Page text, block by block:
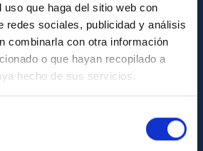
uso que haga del sitio web con
redes sociales, publicidad y análisis
combinarla con otra información
o que hayan recopilado a
hecho de sus servicios.